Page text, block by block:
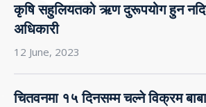
कृषि सहुलियतको ऋण दुरूपयोग हुन
अधिकारी
12 June, 2023
चितवनमा १५ दिनसम्म चल्ने विक्रम